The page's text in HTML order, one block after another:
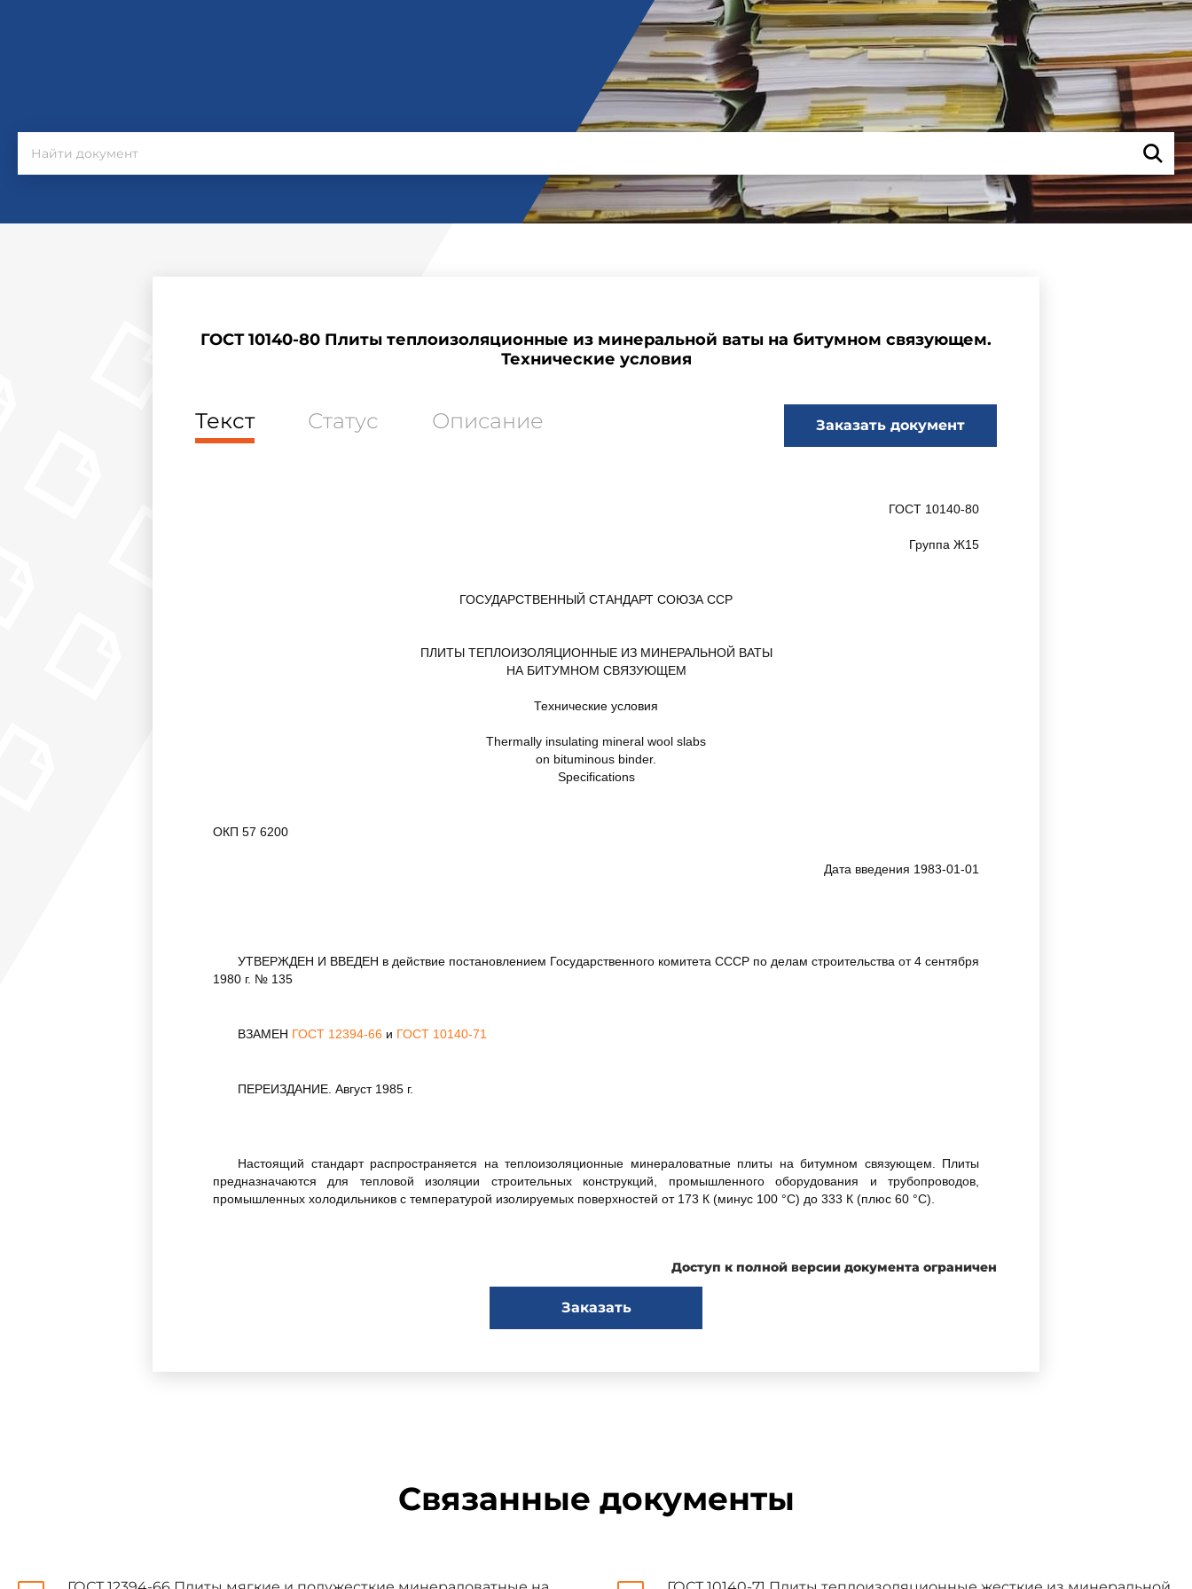
ГОСТ 10140-80 Плиты теплоизоляционные из минеральной ваты на битумном связующем.
Технические условия
Текст Статус Описание Заказать документ
ГОСТ 10140-80
Группа Ж15
ГОСУДАРСТВЕННЫЙ СТАНДАРТ СОЮЗА ССР
ПЛИТЫ ТЕПЛОИЗОЛЯЦИОННЫЕ ИЗ МИНЕРАЛЬНОЙ ВАТЫ
НА БИТУМНОМ СВЯЗУЮЩЕМ
Технические условия
Thermally insulating mineral wool slabs
on bituminous binder.
Specifications
ОКП 57 6200
Дата введения 1983-01-01
УТВЕРЖДЕН И ВВЕДЕН в действие постановлением Государственного комитета СССР по делам строительства от 4 сентября
1980 г. № 135
ВЗАМЕН ГОСТ 12394-66 и ГОСТ 10140-71
ПЕРЕИЗДАНИЕ. Август 1985 г.
Настоящий стандарт распространяется на теплоизоляционные минераловатные плиты на битумном связующем. Плиты
предназначаются для тепловой изоляции строительных конструкций, промышленного оборудования и трубопроводов,
промышленных холодильников с температурой изолируемых поверхностей от 173 К (минус 100 °С) до 333 К (плюс 60 °С).
1. Марки и размеры
Доступ к полной версии документа ограничен
Заказать
Связанные документы